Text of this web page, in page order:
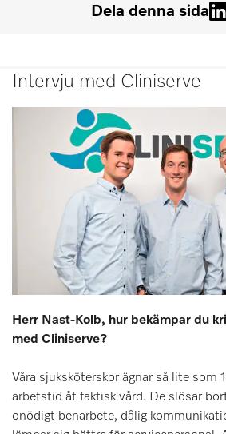
Dela denna sida
Intervju med Cliniserve
Herr Nast-Kolb, hur bekämpar du
med Cliniserve?
Våra sjuksköterskor ägnar så lite som
arbetstid åt faktisk vård. De slösar
onödigt benarbete, dålig